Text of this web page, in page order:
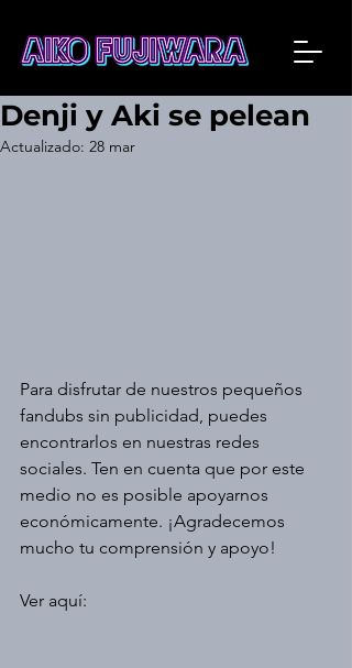
Denji y Aki se pelean
Actualizado: 28 mar
Para disfrutar de nuestros pequeños
fandubs sin publicidad, puedes
encontrarlos en nuestras redes
sociales. Ten en cuenta que por este
medio no es posible apoyarnos
económicamente. ¡Agradecemos
mucho tu comprensión y apoyo!
Ver aquí: